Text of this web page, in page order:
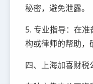
秘密，避免泄露。
5. 专业指导：在
构或律师的帮助，
四、上海加喜财税